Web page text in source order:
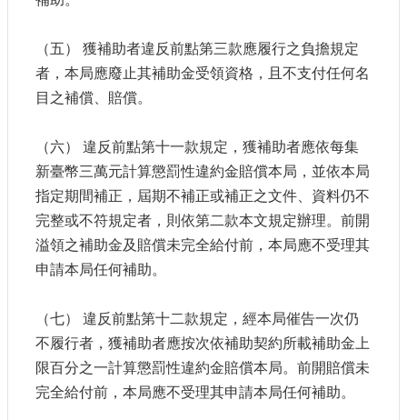
（五） 獲補助者違反前點第三款應履行之負擔規定
者，本局應廢止其補助金受領資格，且不支付任何名
目之補償、賠償。
（六） 違反前點第十一款規定，獲補助者應依每集
新臺幣三萬元計算懲罰性違約金賠償本局，並依本局
指定期間補正，屆期不補正或補正之文件、資料仍不
完整或不符規定者，則依第二款本文規定辦理。前開
溢領之補助金及賠償未完全給付前，本局應不受理其
申請本局任何補助。
（七） 違反前點第十二款規定，經本局催告一次仍
不履行者，獲補助者應按次依補助契約所載補助金上
限百分之一計算懲罰性違約金賠償本局。前開賠償未
完全給付前，本局應不受理其申請本局任何補助。